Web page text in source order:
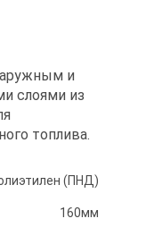
и
слоями из
топлива.
(ПНД)
160мм